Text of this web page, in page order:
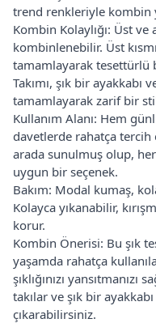
trend renkleriyle kombin
Kombin Kolaylığı: Üst
kombinlenebilir. Üst
tamamlayarak tesettürlü
Takımı, şık bir
tamamlayarak zarif bir
Kullanım Alanı: Hem
davetlerde rahatça tercih
arada sunulmuş olup,
uygun bir seçenek.
Bakım: Modal kumaş,
Kolayca yıkanabilir,
korur.
Kombin Önerisi: Bu şık
yaşamda rahatça
şıklığınızı yansıtmanızı
takılar ve şık bir
çıkarabilirsiniz.